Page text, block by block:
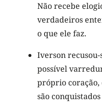
Não recebe
verdadeiros
o que ele faz.
Iverson
possível
próprio coração,
são